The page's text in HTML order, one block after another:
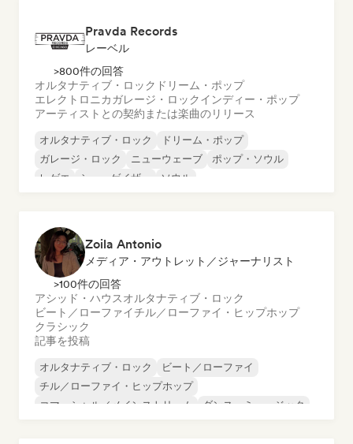
Pravda Records
レーベル
>800件の回答
オルタナティブ・ロック ドリーム・ポップ
エレクトロニカガレージ・ロックインディー・ポップ
アーティストとの契約または楽曲のリリース
オルタナティブ・ロック
ドリーム・ポップ
ガレージ・ロック
ニューウェーブ
ポップ・ソウル
レゲエ
シューゲイザー ソウル
Zoila Antonio
メディア・アウトレット／ジャーナリスト
>100件の回答
アシッド・ハウスオルタナティブ・ロック
ビート／ローファイチル／ローファイ・ヒップホップ
クラシック
記事を投稿
オルタナティブ・ロック
ビート／ローファイ
チル／ローファイ・ヒップホップ
コマーシャル／メインストリーム
ダンス・ミュージック